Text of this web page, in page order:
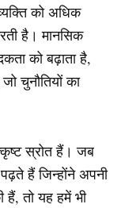
को अधिक
है। मानसिक
को बढ़ाता है,
चुनौतियों का
स्रोत हैं। जब
हैं जिन्होंने अपनी
तो यह हमें भी